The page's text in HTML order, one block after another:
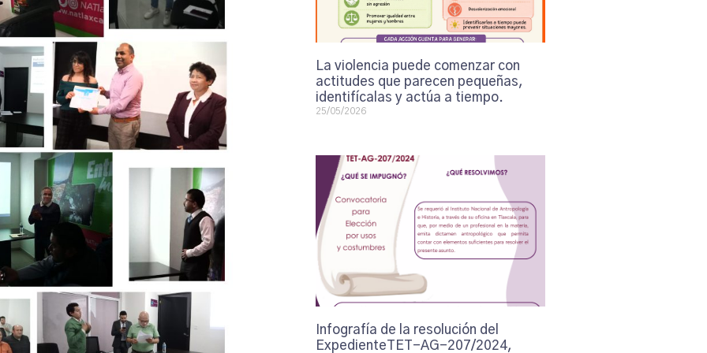
La violencia puede comenzar con
actitudes que parecen pequeñas,
identifícalas y actúa a tiempo.
25/05/2026
Infografía de la resolución del
ExpedienteTET-AG-207/2024,